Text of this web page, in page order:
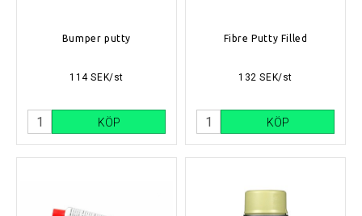
Bumper putty
114 SEK/st
KÖP
Fibre Putty Filled
132 SEK/st
KÖP